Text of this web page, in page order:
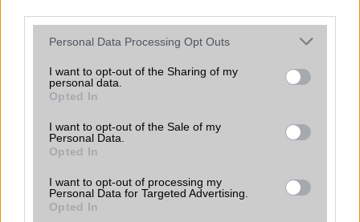
Please note that this website/app uses one or more Google
not limited to your visit or usage behaviour. You may click to
grant or deny consent to Google and its third-party tags to
use your data for below specified purposes in below Google
consent section.
Personal Data Processing Opt Outs
I want to opt-out of the Sharing of my
personal data.
Opted In
I want to opt-out of the Sale of my
Personal Data.
Opted In
I want to opt-out of processing my
Personal Data for Targeted Advertising.
Opted In
ALKALMAZÁSOK ÉS ÉRZÉKELŐK
Java Nincs
Flash /Ujjlenyomat
olvasó
Nincs Fingerprint sensor
Organizer
T9 szótár
alkalmazás
független szótár
független szótár